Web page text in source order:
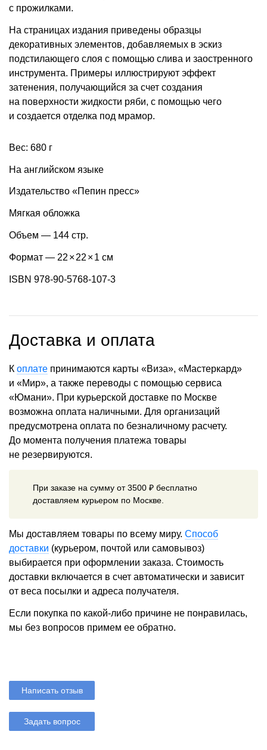
с прожилками.
На страницах издания приведены образцы
декоративных элементов, добавляемых в эскиз
подстилающего слоя с помощью слива и заостренного
инструмента. Примеры иллюстрируют эффект
затенения, получающийся за счет создания
на поверхности жидкости ряби, с помощью чего
и создается отделка под мрамор.
Вес: 680 г
На английском языке
Издательство «Пепин пресс»
Мягкая обложка
Объем — 144 стр.
Формат — 22 × 22 × 1 см
ISBN 978-90-5768-107-3
Доставка и оплата
К оплате принимаются карты «Виза», «Мастеркард»
и «Мир», а также переводы с помощью сервиса
«Юмани». При курьерской доставке по Москве
возможна оплата наличными. Для организаций
предусмотрена оплата по безналичному расчету.
До момента получения платежа товары
не резервируются.
При заказе на сумму от 3500 ₽ бесплатно
доставляем курьером по Москве.
Мы доставляем товары по всему миру. Способ
доставки (курьером, почтой или самовывоз)
выбирается при оформлении заказа. Стоимость
доставки включается в счет автоматически и зависит
от веса посылки и адреса получателя.
Если покупка по какой-либо причине не понравилась,
мы без вопросов примем ее обратно.
Написать отзыв
Задать вопрос